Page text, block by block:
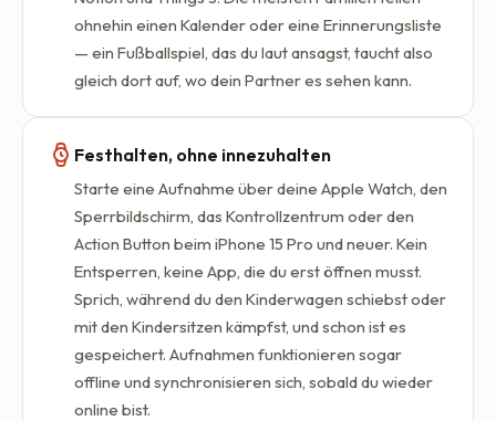
ohnehin einen Kalender oder eine Erinnerungsliste
— ein Fußballspiel, das du laut ansagst, taucht also
gleich dort auf, wo dein Partner es sehen kann.
Festhalten, ohne innezuhalten
Starte eine Aufnahme über deine Apple Watch, den
Sperrbildschirm, das Kontrollzentrum oder den
Action Button beim iPhone 15 Pro und neuer. Kein
Entsperren, keine App, die du erst öffnen musst.
Sprich, während du den Kinderwagen schiebst oder
mit den Kindersitzen kämpfst, und schon ist es
gespeichert. Aufnahmen funktionieren sogar
offline und synchronisieren sich, sobald du wieder
online bist.